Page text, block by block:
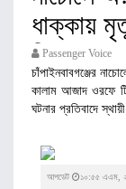
ধাক্কায়
নিয়োগ
Passenger Voice
চাঁপাইনবাবগঞ্জের
কালাম আজাদ ওরফে
ঘটনার প্রতিবাদে
আপডেট ১০:৫৫ এএম,